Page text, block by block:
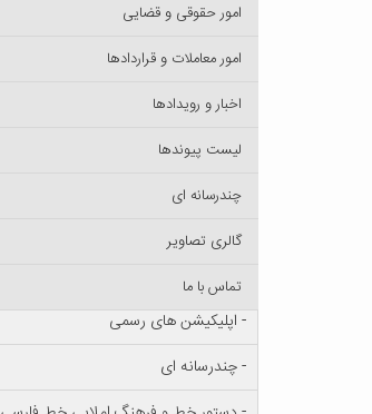
امور حقوقی و قضایی
امور معاملات و قراردادها
اخبار و رویدادها
لیست پیوند‌ها
چندرسانه ای
گالری تصاویر
تماس با ما
- اپلیکیشن های رسمی
- چندرسانه ای